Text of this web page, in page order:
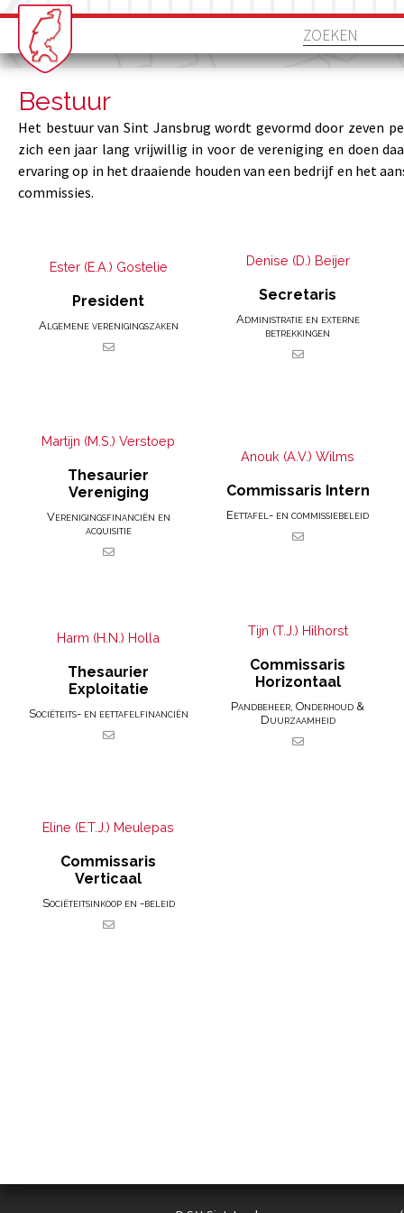
Bestuur
Het bestuur van Sint Jansbrug wordt gevormd door zeven
zich een jaar lang vrijwillig in voor de vereniging en doen
ervaring op in het draaiende houden van een bedrijf en het
commissies.
Ester (E.A.) Gostelie
President
Algemene verenigingszaken
Denise (D.) Beijer
Secretaris
Administratie en externe
betrekkingen
Martijn (M.S.) Verstoep
Thesaurier
Vereniging
Verenigingsfinanciën en
acquisitie
Anouk (A.V.) Wilms
Commissaris Intern
Eettafel- en commissiebeleid
Harm (H.N.) Holla
Thesaurier
Exploitatie
Sociëteits- en eettafelfinanciën
Tijn (T.J.) Hilhorst
Commissaris
Horizontaal
Pandbeheer, Onderhoud &
Duurzaamheid
Eline (E.T.J.) Meulepas
Commissaris
Verticaal
Sociëteitsinkoop en -beleid